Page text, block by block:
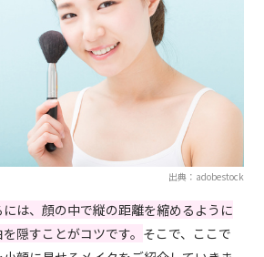
出典：adobestock
は、顔の中で縦の距離を縮めるように
隠すことがコツです。 そこで、ここで